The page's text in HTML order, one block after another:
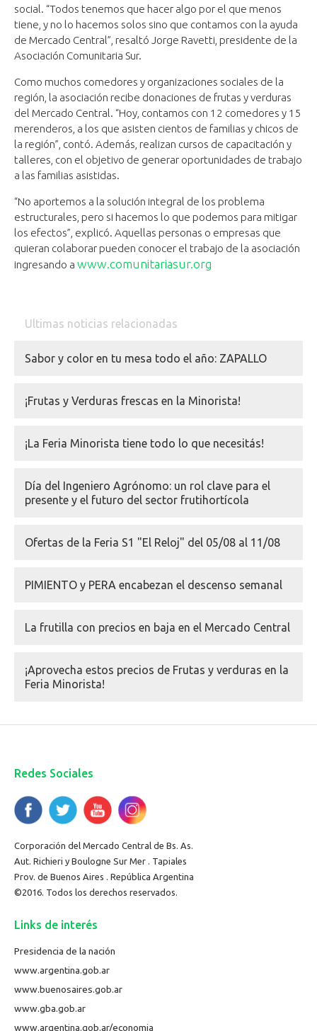
social. “Todos tenemos que hacer algo por el que menos
tiene, y no lo hacemos solos sino que contamos con la ayuda
de Mercado Central”, resaltó Jorge Ravetti, presidente de la
Asociación Comunitaria Sur.
Como muchos comedores y organizaciones sociales de la
región, la asociación recibe donaciones de frutas y verduras
del Mercado Central. “Hoy, contamos con 12 comedores y 15
merenderos, a los que asisten cientos de familias y chicos de
la región”, contó. Además, realizan cursos de capacitación y
talleres, con el objetivo de generar oportunidades de trabajo
a las familias asistidas.
“No aportemos a la solución integral de los problema
estructurales, pero si hacemos lo que podemos para mitigar
los efectos”, explicó. Aquellas personas o empresas que
quieran colaborar pueden conocer el trabajo de la asociación
ingresando a www.comunitariasur.org
Ultimas noticias relacionadas
Sabor y color en tu mesa todo el año: ZAPALLO
¡Frutas y Verduras frescas en la Minorista!
¡La Feria Minorista tiene todo lo que necesitás!
Día del Ingeniero Agrónomo: un rol clave para el
presente y el futuro del sector frutihortícola
Ofertas de la Feria S1 "El Reloj" del 05/08 al 11/08
PIMIENTO y PERA encabezan el descenso semanal
La frutilla con precios en baja en el Mercado Central
¡Aprovecha estos precios de Frutas y verduras en la
Feria Minorista!
Redes Sociales
Corporación del Mercado Central de Bs. As.
Aut. Richieri y Boulogne Sur Mer . Tapiales
Prov. de Buenos Aires . República Argentina
©2016. Todos los derechos reservados.
Links de interés
Presidencia de la nación
www.argentina.gob.ar
www.buenosaires.gob.ar
www.gba.gob.ar
www.argentina.gob.ar/economia